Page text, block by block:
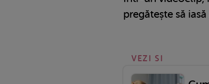
pregătește să iasă
VEZI SI